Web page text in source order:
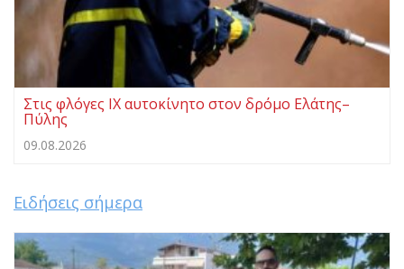
Στις φλόγες ΙΧ αυτοκίνητο στον δρόμο Ελάτης–
Πύλης
09.08.2026
Ειδήσεις σήμερα